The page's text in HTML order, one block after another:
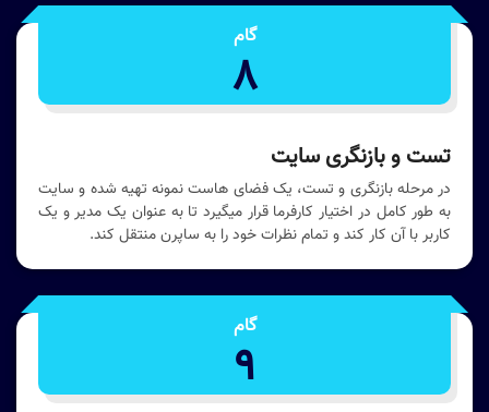
گام
8
تست و بازنگری سایت
در مرحله بازنگری و تست، یک فضای هاست نمونه تهیه شده و سایت
به طور کامل در اختیار کارفرما قرار میگیرد تا به عنوان یک مدیر و یک
کاربر با آن کار کند و تمام نظرات خود را به ساپرن منتقل کند.
گام
9